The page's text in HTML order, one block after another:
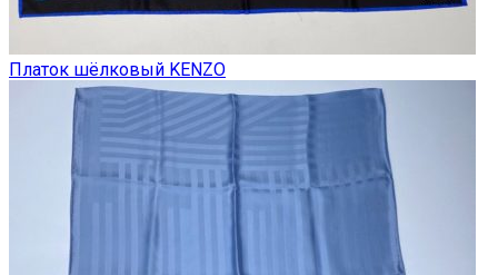
Платок шёлковый KENZO